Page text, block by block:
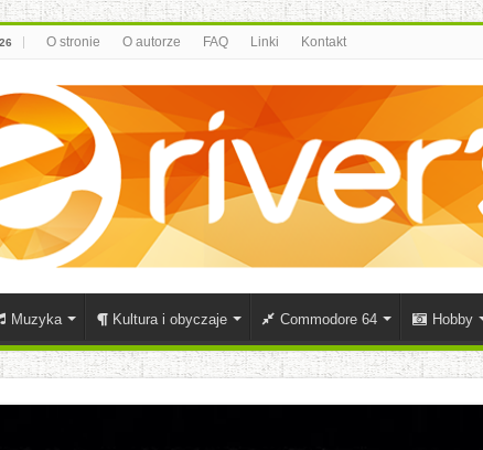
O stronie O autorze FAQ Linki Kontakt
Muzyka Kultura i obyczaje Commodore 64 Hobby